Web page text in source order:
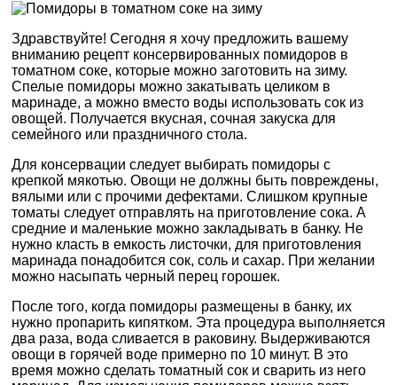
Здравствуйте! Сегодня я хочу предложить вашему
вниманию рецепт консервированных помидоров в
томатном соке, которые можно заготовить на зиму.
Спелые помидоры можно закатывать целиком в
маринаде, а можно вместо воды использовать сок из
овощей. Получается вкусная, сочная закуска для
семейного или праздничного стола.
Для консервации следует выбирать помидоры с
крепкой мякотью. Овощи не должны быть повреждены,
вялыми или с прочими дефектами. Слишком крупные
томаты следует отправлять на приготовление сока. А
средние и маленькие можно закладывать в банку. Не
нужно класть в емкость листочки, для приготовления
маринада понадобится сок, соль и сахар. При желании
можно насыпать черный перец горошек.
После того, когда помидоры размещены в банку, их
нужно пропарить кипятком. Эта процедура выполняется
два раза, вода сливается в раковину. Выдерживаются
овощи в горячей воде примерно по 10 минут. В это
время можно сделать томатный сок и сварить из него